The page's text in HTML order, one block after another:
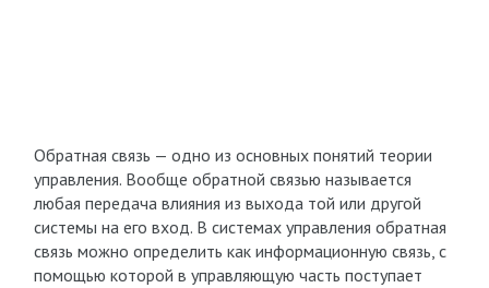
Обратная связь — одно из основных понятий теории
управления. Вообще обратной связью называется
любая передача влияния из выхода той или другой
системы на его вход. В системах управления обратная
связь можно определить как информационную связь, с
помощью которой в управляющую часть поступает